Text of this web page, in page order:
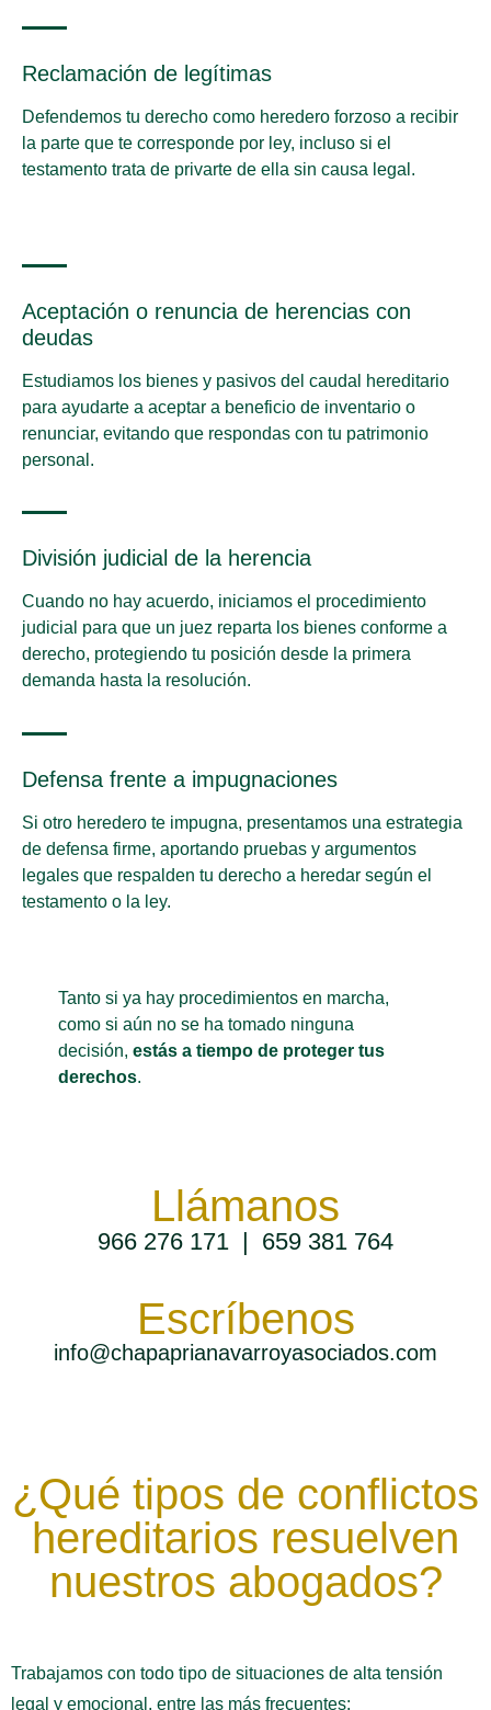
Reclamación de legítimas
Defendemos tu derecho como heredero forzoso a recibir
la parte que te corresponde por ley, incluso si el
testamento trata de privarte de ella sin causa legal.
Aceptación o renuncia de herencias con
deudas
Estudiamos los bienes y pasivos del caudal hereditario
para ayudarte a aceptar a beneficio de inventario o
renunciar, evitando que respondas con tu patrimonio
personal.
División judicial de la herencia
Cuando no hay acuerdo, iniciamos el procedimiento
judicial para que un juez reparta los bienes conforme a
derecho, protegiendo tu posición desde la primera
demanda hasta la resolución.
Defensa frente a impugnaciones
Si otro heredero te impugna, presentamos una estrategia
de defensa firme, aportando pruebas y argumentos
legales que respalden tu derecho a heredar según el
testamento o la ley.
Tanto si ya hay procedimientos en marcha,
como si aún no se ha tomado ninguna
decisión, estás a tiempo de proteger tus
derechos.
Llámanos
966 276 171 | 659 381 764
Escríbenos
info@chapaprianavarroyasociados.com
¿Qué tipos de conflictos
hereditarios resuelven
nuestros abogados?
Trabajamos con todo tipo de situaciones de alta tensión
legal y emocional, entre las más frecuentes: